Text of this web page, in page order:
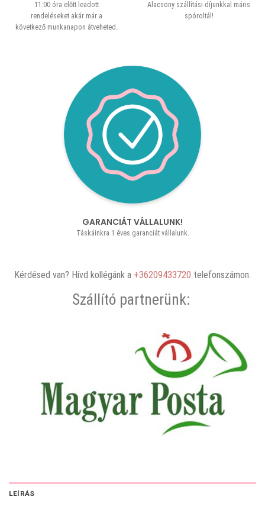
11:00 óra előtt leadott
rendeléseket akár már a
következő munkanapon átveheted.
Alacsony szállítási díjunkkal máris
spóroltál!
GARANCIÁT VÁLLALUNK!
Táskáinkra 1 éves garanciát vállalunk.
Kérdésed van? Hívd kollégánk a +36209433720 telefonszámon.
Szállító partnerünk:
LEÍRÁS